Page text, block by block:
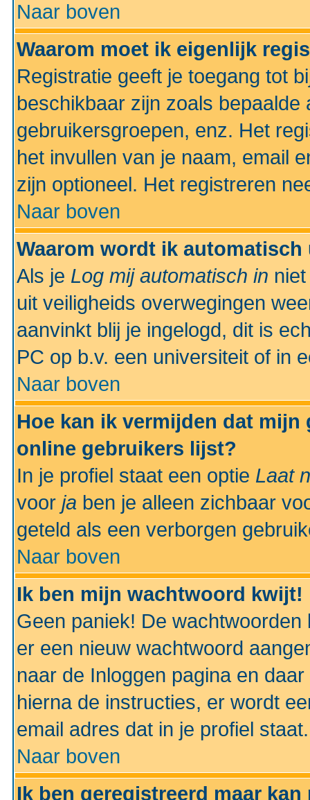
Naar boven
Waarom moet ik eigenlijk
Registratie geeft je toegang tot
beschikbaar zijn zoals
gebruikersgroepen, enz. Het
het invullen van je naam, email
zijn optioneel. Het registreren
Naar boven
Waarom wordt ik
Als je Log mij automatisch in
uit veiligheids overwegingen
aanvinkt blij je ingelogd, dit is
PC op b.v. een universiteit of in
Naar boven
Hoe kan ik vermijden dat
online gebruikers lijst?
In je profiel staat een optie Laat
voor ja ben je alleen zichbaar
geteld als een verborgen
Naar boven
Ik ben mijn wachtwoord kwijt!
Geen paniek! De
er een nieuw wachtwoord
naar de Inloggen pagina en
hierna de instructies, er wordt
email adres dat in je profiel staat.
Naar boven
Ik ben geregistreerd maar